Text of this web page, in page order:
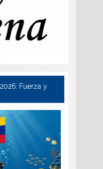
Fuerza y